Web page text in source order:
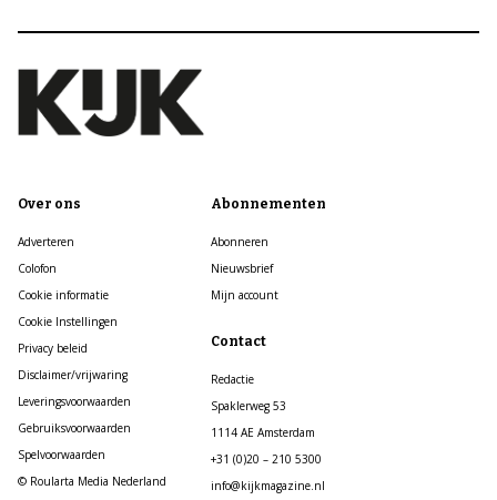
Over ons
Adverteren
Colofon
Cookie informatie
Cookie Instellingen
Privacy beleid
Disclaimer/vrijwaring
Leveringsvoorwaarden
Gebruiksvoorwaarden
Spelvoorwaarden
© Roularta Media Nederland
Abonnementen
Abonneren
Nieuwsbrief
Mijn account
Contact
Redactie
Spaklerweg 53
1114 AE Amsterdam
+31 (0)20 – 210 5300
info@kijkmagazine.nl